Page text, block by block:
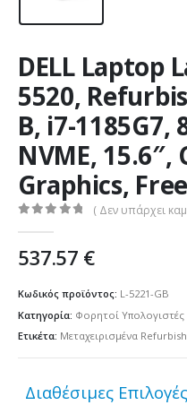
DELL Laptop
5520,
B, i7-1185G7,
NVME, 15.6″,
Graphics,
( Δεν υπάρχει
537.57 €
Κωδικός προϊόντος: L-5221-GB
Κατηγορία: Φορητοί Υπολογιστές
Ετικέτα: Μεταχειρισμένα
Διαθέσιμες Επιλογές